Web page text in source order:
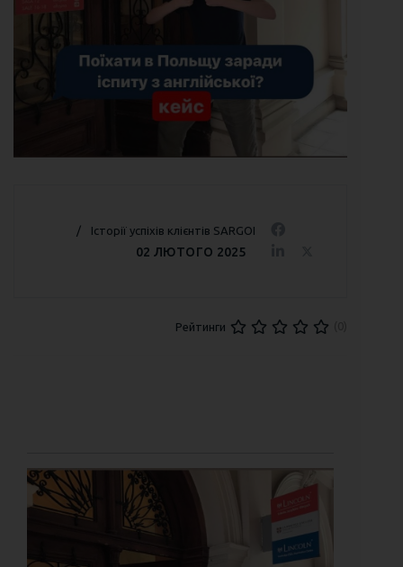
Історії успіхів клієнтів SARGOI
02 ЛЮТОГО 2025
Рейтинги